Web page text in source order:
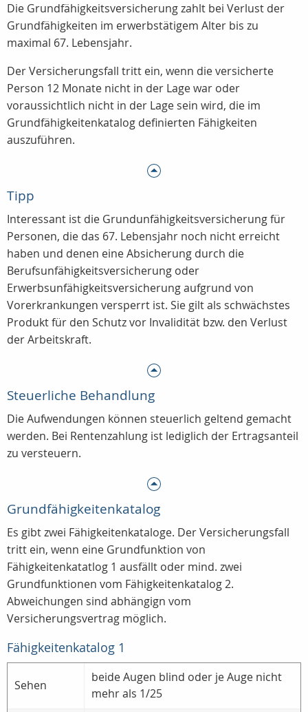
Die Grundfähigkeitsversicherung zahlt bei Verlust der
Grundfähigkeiten im erwerbstätigem Alter bis zu
maximal 67. Lebensjahr.
Der Versicherungsfall tritt ein, wenn die versicherte
Person 12 Monate nicht in der Lage war oder
voraussichtlich nicht in der Lage sein wird, die im
Grundfähigkeitenkatalog definierten Fähigkeiten
auszuführen.
Tipp
Interessant ist die Grundunfähigkeitsversicherung für
Personen, die das 67. Lebensjahr noch nicht erreicht
haben und denen eine Absicherung durch die
Berufsunfähigkeitsversicherung oder
Erwerbsunfähigkeitsversicherung aufgrund von
Vorerkrankungen versperrt ist. Sie gilt als schwächstes
Produkt für den Schutz vor Invalidität bzw. den Verlust
der Arbeitskraft.
Steuerliche Behandlung
Die Aufwendungen können steuerlich geltend gemacht
werden. Bei Rentenzahlung ist lediglich der Ertragsanteil
zu versteuern.
Grundfähigkeitenkatalog
Es gibt zwei Fähigkeitenkataloge. Der Versicherungsfall
tritt ein, wenn eine Grundfunktion von
Fähigkeitenkatatlog 1 ausfällt oder mind. zwei
Grundfunktionen vom Fähigkeitenkatalog 2.
Abweichungen sind abhängign vom
Versicherungsvertrag möglich.
Fähigkeitenkatalog 1
Sehen
beide Augen blind oder je Auge nicht
mehr als 1/25